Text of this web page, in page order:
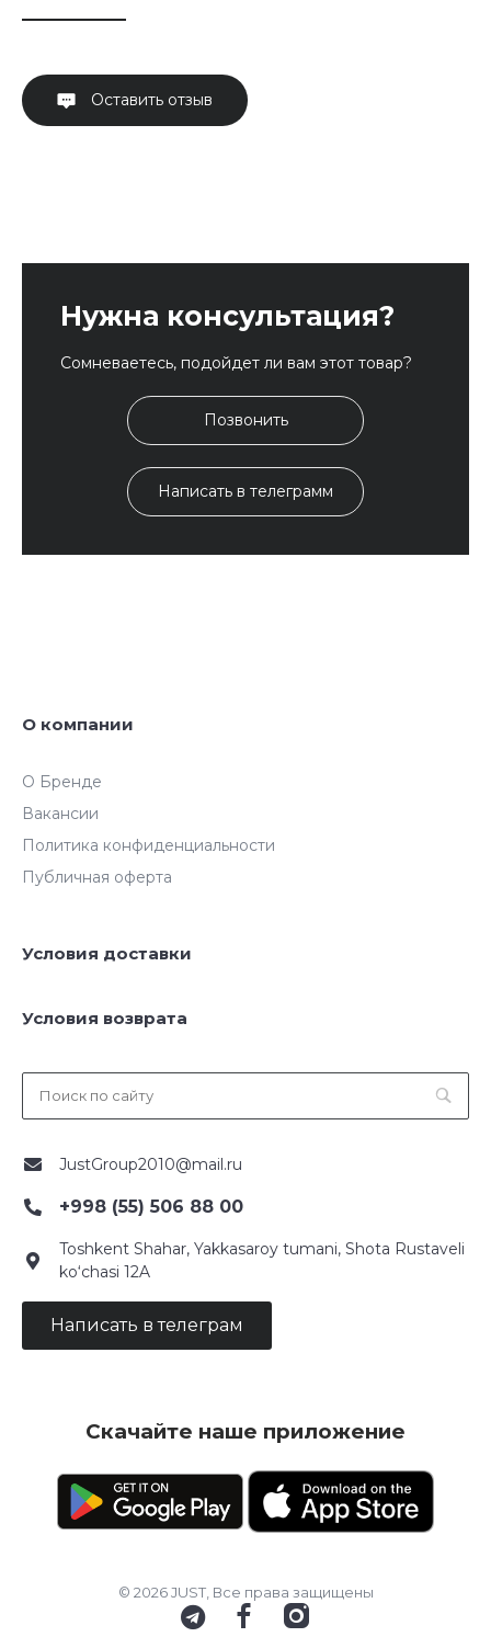
Оставить отзыв
Нужна консультация?
Сомневаетесь, подойдет ли вам этот товар?
Позвонить
Написать в телеграмм
О компании
О Бренде
Вакансии
Политика конфиденциальности
Публичная оферта
Условия доставки
Условия возврата
JustGroup2010@mail.ru
+998 (55) 506 88 00
Toshkent Shahar, Yakkasaroy tumani, Shota Rustaveli
ko‘chasi 12A
Написать в телеграм
Скачайте наше приложение
© 2026 JUST, Все права защищены